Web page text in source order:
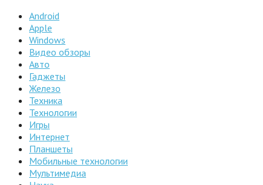
Android
Apple
Windows
Видео обзоры
Авто
Гаджеты
Железо
Техника
Технологии
Игры
Интернет
Планшеты
Мобильные технологии
Мультимедиа